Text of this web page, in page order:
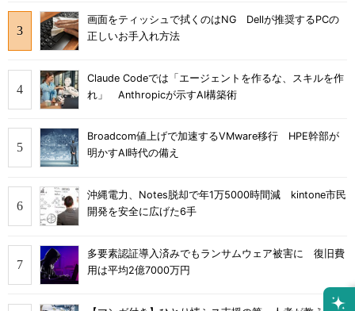
画面をティッシュで拭くのはNG Dellが推奨するPCの
正しいお手入れ方法
Claude Codeでは「エージェントを作るな、スキルを作
れ」 Anthropicが示すAI構築術
Broadcom値上げで加速するVMware移行 HPE幹部が
明かすAI時代の備え
沖縄電力、Notes脱却で年1万5000時間減 kintone市民
開発を安全に広げた6手
多要素認証導入済みでもランサムウェア被害に 復旧費
用は平均2億7000万円